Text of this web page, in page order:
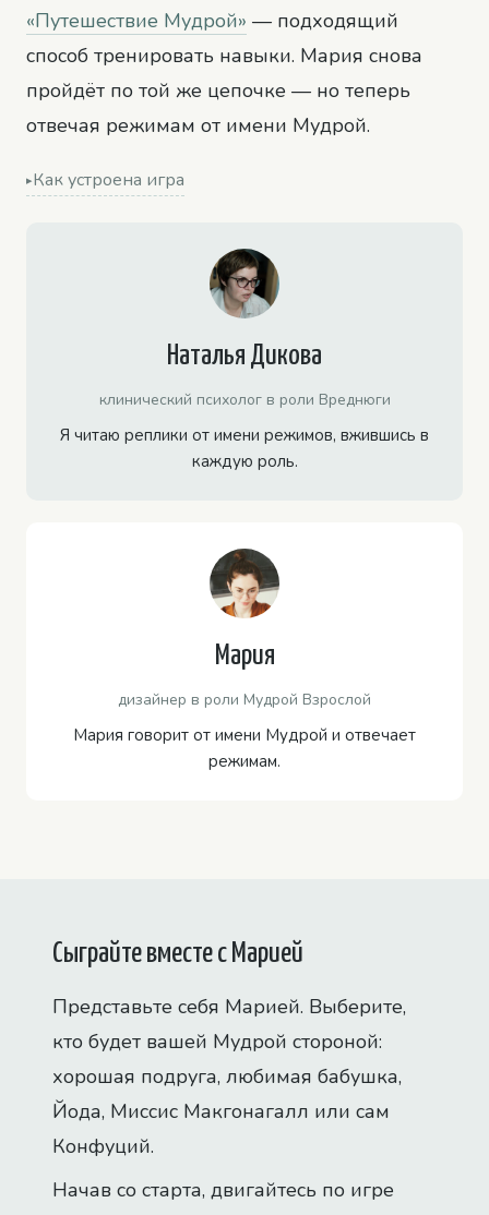
«Путешествие Мудрой» — подходящий
способ тренировать навыки. Мария снова
пройдёт по той же цепочке — но теперь
отвечая режимам от имени Мудрой.
Как устроена игра
Наталья Дикова
клинический психолог в роли Вреднюги
Я читаю реплики от имени режимов, вжившись в
каждую роль.
Мария
дизайнер в роли Мудрой Взрослой
Мария говорит от имени Мудрой и отвечает
режимам.
Сыграйте вместе с Марией
Представьте себя Марией. Выберите,
кто будет вашей Мудрой стороной:
хорошая подруга, любимая бабушка,
Йода, Миссис Макгонагалл или сам
Конфуций.
Начав со старта, двигайтесь по игре